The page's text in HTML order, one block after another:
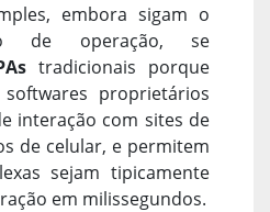
embora sigam o
de operação, se
tradicionais porque
proprietários
interação com sites de
de celular, e permitem
sejam tipicamente
em milissegundos.